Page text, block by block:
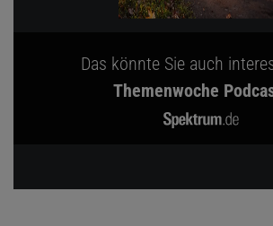
Das könnte Sie auch
Themenwoche